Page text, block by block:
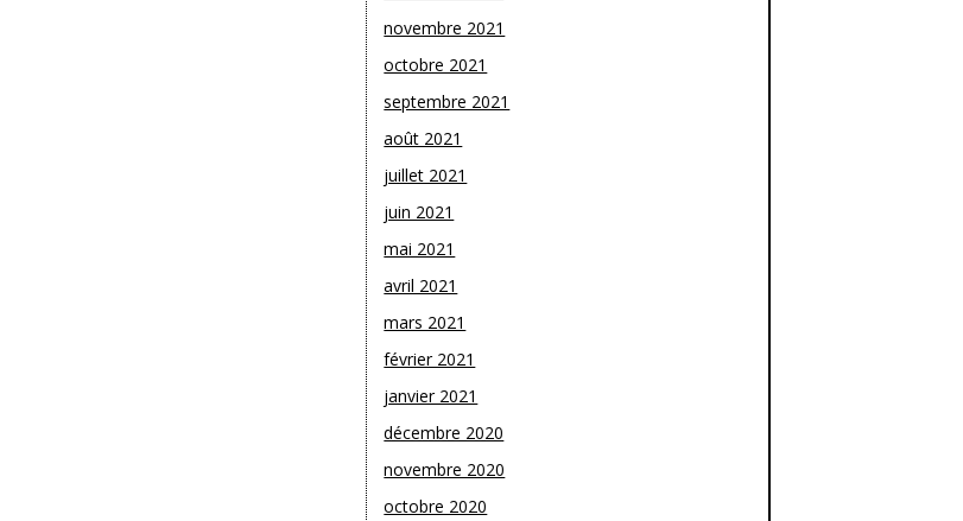
novembre 2021
octobre 2021
septembre 2021
août 2021
juillet 2021
juin 2021
mai 2021
avril 2021
mars 2021
février 2021
janvier 2021
décembre 2020
novembre 2020
octobre 2020